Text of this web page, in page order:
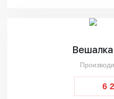
6